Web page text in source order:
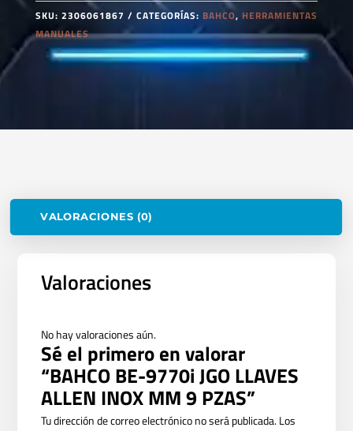
INOX
MM
SKU: 2306061867 CATEGORÍAS: BAHCO, HERRAMIENTAS
MANUALES
VALORACIONES (0)
Valoraciones
No hay valoraciones aún.
Sé el primero en valorar
“BAHCO BE-9770i JGO LLAVES
ALLEN INOX MM 9 PZAS”
Tu dirección de correo electrónico no será publicada.Los